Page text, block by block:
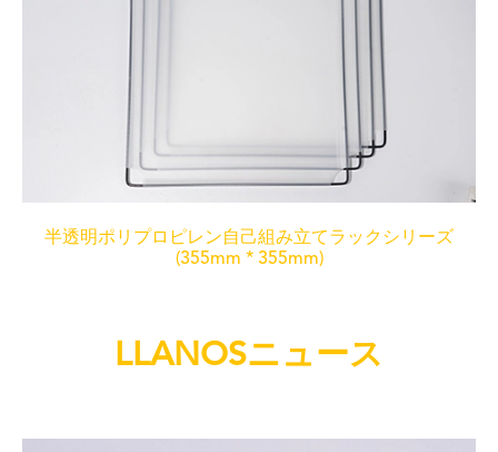
半透明ポリプロピレン自己組み立てラックシリーズ
(355mm * 355mm)
LLANOSニュース